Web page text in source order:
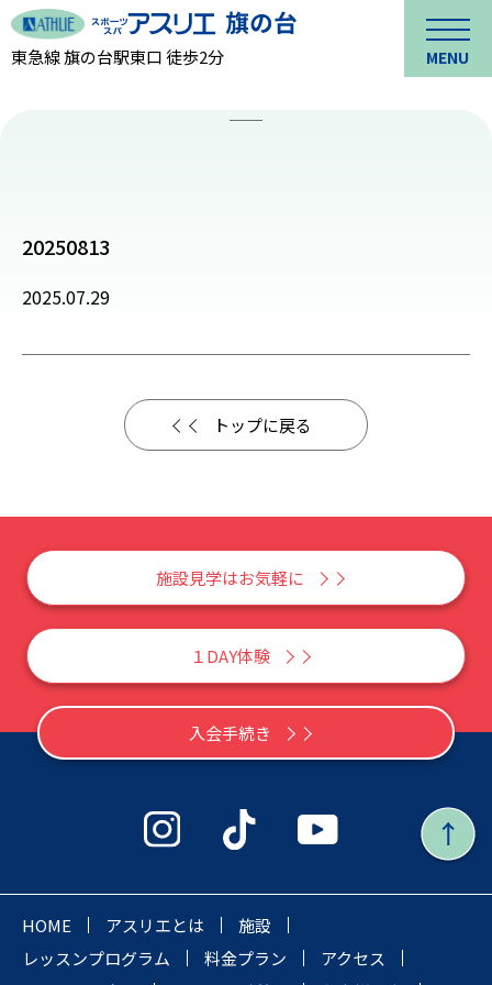
東急線 旗の台駅東口 徒歩2分 MENU
20250813
2025.07.29
トップに戻る
施設見学はお気軽に
１DAY体験
入会手続き
HOME アスリエとは
施設
レッスンプログラム
料金プラン
アクセス